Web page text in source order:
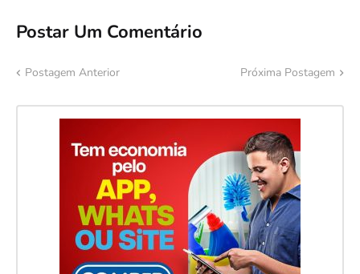
Postar Um Comentário
Postagem Anterior Próxima Postagem